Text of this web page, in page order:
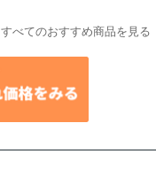
すべてのおすすめ商品を見る